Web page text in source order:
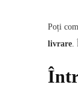
Poți
livrare.